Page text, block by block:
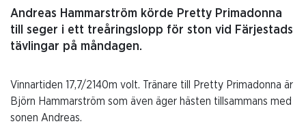
Andreas Hammarström körde Pretty Primadonna
till seger i ett treåringslopp för ston vid Färjestads
tävlingar på måndagen.
Vinnartiden 17,7/2140m volt. Tränare till Pretty Primadonna är
Björn Hammarström som även äger hästen tillsammans med
sonen Andreas.